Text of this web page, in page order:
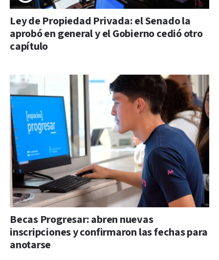
Ley de Propiedad Privada: el Senado la
aprobó en general y el Gobierno cedió otro
capítulo
Becas Progresar: abren nuevas
inscripciones y confirmaron las fechas para
anotarse